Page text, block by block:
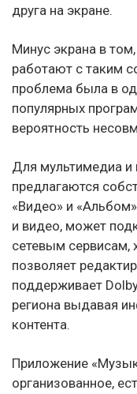
друга на экране.
Минус экрана в
работают с таким
проблема была в
популярных
вероятность
Для мультимедиа и
предлагаются
«Видео» и
и видео, может
сетевым сервисам,
позволяет
поддерживает
региона выдавая
контента.
Приложение
организованное,